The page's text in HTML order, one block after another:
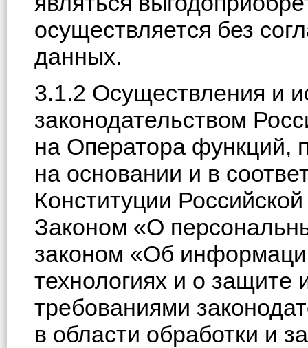
осуществляется без
данных.
3.1.2 Осуществления и
законодательством
на Оператора функций,
на основании и в
Конституции
Законом «О
законом «Об
технологиях и о
требованиями
в области обработки и